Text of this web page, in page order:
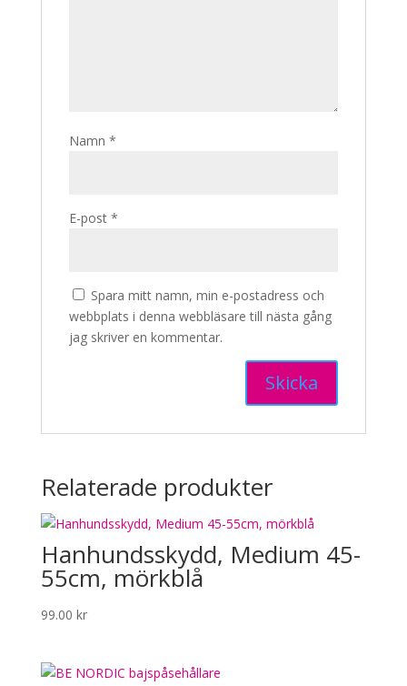
Namn *
E-post *
Spara mitt namn, min e-postadress och
webbplats i denna webbläsare till nästa gång
jag skriver en kommentar.
Relaterade produkter
Hanhundsskydd, Medium 45-
55cm, mörkblå
99.00 kr